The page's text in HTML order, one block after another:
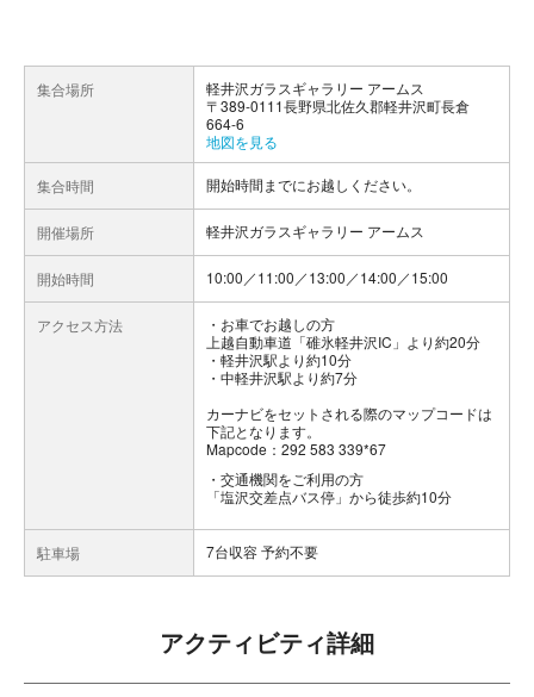
集合場所
軽井沢ガラスギャラリー アームス
〒389-0111長野県北佐久郡軽井沢町長倉
664-6
地図を見る
集合時間 開始時間までにお越しください。
開催場所 軽井沢ガラスギャラリー アームス
開始時間 10:00／11:00／13:00／14:00／15:00
アクセス方法
お車でお越しの方
上越自動車道「碓氷軽井沢IC」より約20分
・軽井沢駅より約10分
・中軽井沢駅より約7分
カーナビをセットされる際のマップコードは
下記となります。
Mapcode：292 583 339*67
交通機関をご利用の方
「塩沢交差点バス停」から徒歩約10分
駐車場 7台収容 予約不要
アクティビティ詳細